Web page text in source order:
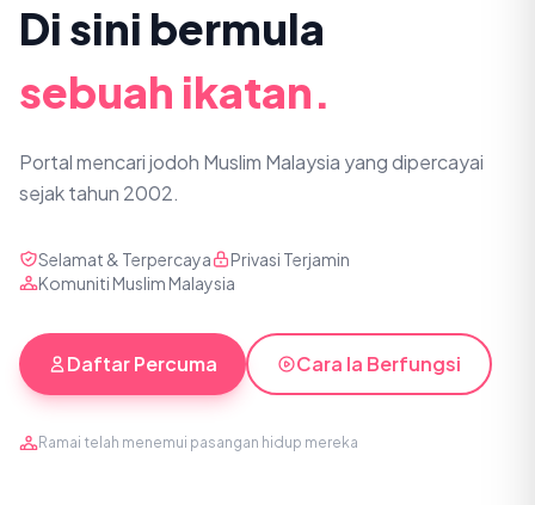
Di sini bermula
sebuah ikatan.
Portal mencari jodoh Muslim Malaysia yang dipercayai
sejak tahun 2002.
Selamat & Terpercaya
Privasi Terjamin
Komuniti Muslim Malaysia
Daftar Percuma Cara Ia Berfungsi
Ramai telah menemui pasangan hidup mereka